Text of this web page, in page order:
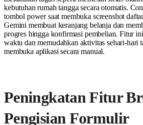
kebutuhan rumah tangga secara otomatis.
tombol power saat membuka screenshot
Gemini membuat keranjang belanja dan
progres hingga konfirmasi pembelian. Fitur
waktu dan memudahkan aktivitas sehari-hari
membuka aplikasi secara manual.
Peningkatan Fitur
Pengisian Formulir